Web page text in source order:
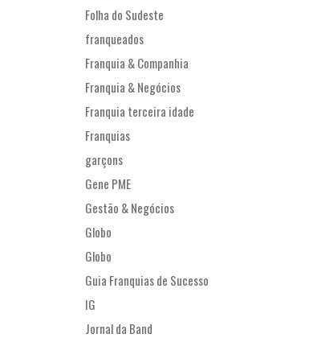
Folha do Sudeste
franqueados
Franquia & Companhia
Franquia & Negócios
Franquia terceira idade
Franquias
garçons
Gene PME
Gestão & Negócios
Globo
Globo
Guia Franquias de Sucesso
IG
Jornal da Band